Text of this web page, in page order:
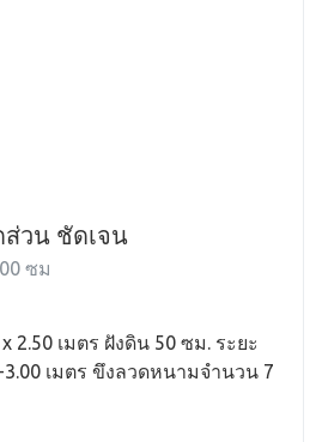
วน ชัดเจน
ซม
2.50 เมตร ฝังดิน 50 ซม. ระยะ
3.00 เมตร ขึงลวดหนามจำนวน 7